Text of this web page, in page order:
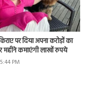
पर दिया अपना करोड़ों का
महीने कमाएंगी लाखों रुपये
PM